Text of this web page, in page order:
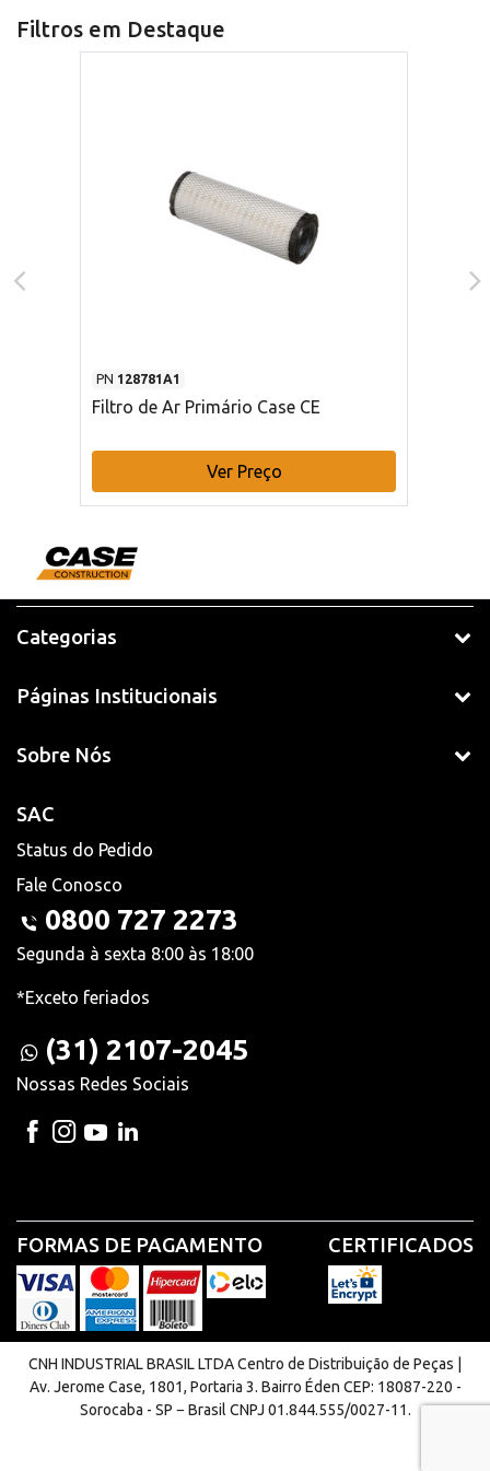
Filtros em Destaque
PN 128781A1
Filtro de Ar Primário Case CE
Ver Preço
Categorias
Páginas Institucionais
Sobre Nós
SAC
Status do Pedido
Fale Conosco
0800 727 2273
Segunda à sexta 8:00 às 18:00
*Exceto feriados
(31) 2107-2045
Nossas Redes Sociais
FORMAS DE PAGAMENTO CERTIFICADOS
CNH INDUSTRIAL BRASIL LTDA Centro de Distribuição de Peças |
Av. Jerome Case, 1801, Portaria 3. Bairro Éden CEP: 18087-220 -
Sorocaba - SP − Brasil CNPJ 01.844.555/0027-11.